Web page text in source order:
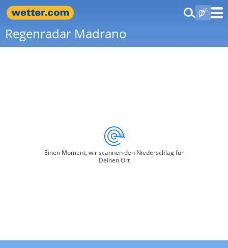
Regenradar Madrano
Einen Moment, wir scannen den Niederschlag für
Deinen Ort